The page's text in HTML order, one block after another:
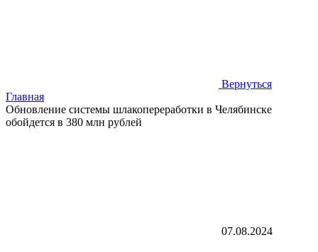
Вернуться
Главная
Обновление системы шлакопереработки в Челябинске
обойдется в 380 млн рублей
07.08.2024